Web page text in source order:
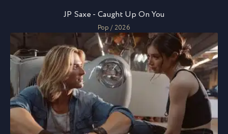
JP Saxe - Caught Up On You
Pop / 2026